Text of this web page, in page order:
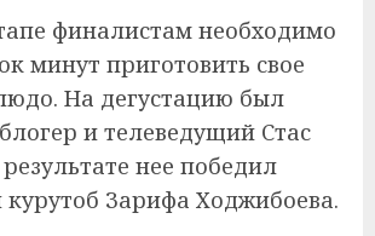
финалистам необходимо
минут приготовить свое
На дегустацию был
и телеведущий Стас
нее победил
Зарифа Ходжибоева.